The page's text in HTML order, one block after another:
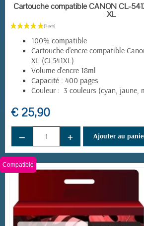
(5 avis)
EN STOCK
Cartouche compatible CANON CL-
XL
100% compatible
Cartouche d'encre compatible
XL (CL541XL)
Volume d'encre 18ml
Capacité : 400 pages
Couleur : 3 couleurs (cyan, jaune,
€ 25,90
− + Ajouter au
Compatible